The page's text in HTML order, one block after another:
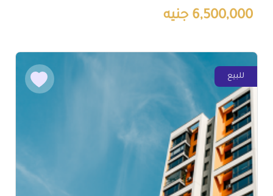
6,500,000 جنيه
للبيع